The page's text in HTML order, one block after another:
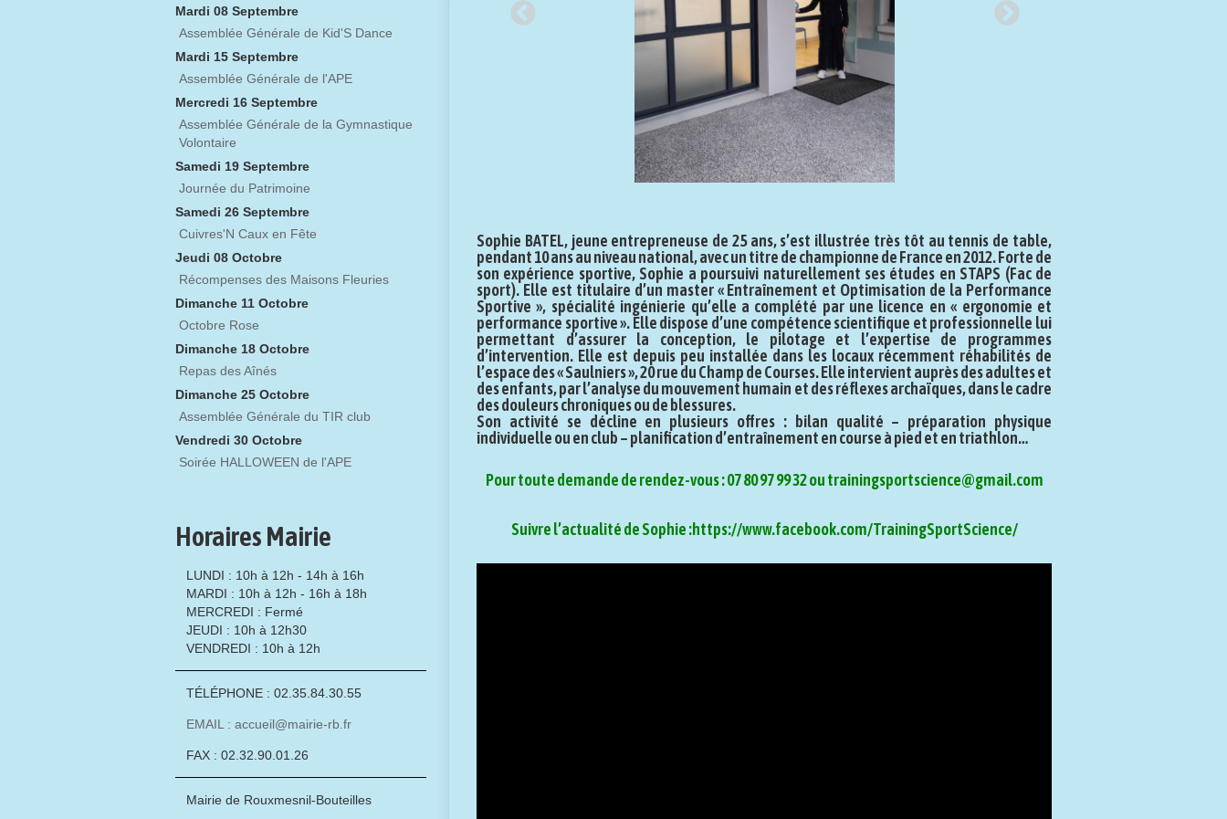
Sophie BATEL, jeune entrepreneuse de 25 ans, s’est illustrée très tôt au tennis de table,
pendant 10 ans au niveau national, avec un titre de championne de France en 2012. Forte de
son expérience sportive, Sophie a poursuivi naturellement ses études en STAPS (Fac de
sport). Elle est titulaire d’un master « Entraînement et Optimisation de la Performance
Sportive », spécialité ingénierie qu’elle a complété par une licence en « ergonomie et
performance sportive ». Elle dispose d’une compétence scientifique et professionnelle lui
permettant d’assurer la conception, le pilotage et l’expertise de programmes
d’intervention. Elle est depuis peu installée dans les locaux récemment réhabilités de
l’espace des « Saulniers », 20 rue du Champ de Courses. Elle intervient auprès des adultes et
des enfants, par l’analyse du mouvement humain et des réflexes archaïques, dans le cadre
des douleurs chroniques ou de blessures.
Son activité se décline en plusieurs offres : bilan qualité – préparation physique
individuelle ou en club – planification d’entraînement en course à pied et en triathlon…
Pour toute demande de rendez-vous : 07 80 97 99 32 ou trainingsportscience@gmail.com
Suivre l’actualité de Sophie :https://www.facebook.com/TrainingSportScience/
Mardi 08 Septembre
Assemblée Générale de Kid'S Dance
Mardi 15 Septembre
Assemblée Générale de l'APE
Mercredi 16 Septembre
Assemblée Générale de la Gymnastique
Volontaire
Samedi 19 Septembre
Journée du Patrimoine
Samedi 26 Septembre
Cuivres'N Caux en Fête
Jeudi 08 Octobre
Récompenses des Maisons Fleuries
Dimanche 11 Octobre
Octobre Rose
Dimanche 18 Octobre
Repas des Aînés
Dimanche 25 Octobre
Assemblée Générale du TIR club
Vendredi 30 Octobre
Soirée HALLOWEEN de l'APE
Horaires Mairie
LUNDI : 10h à 12h - 14h à 16h
MARDI : 10h à 12h - 16h à 18h
MERCREDI : Fermé
JEUDI : 10h à 12h30
VENDREDI : 10h à 12h
TÉLÉPHONE : 02.35.84.30.55
EMAIL : accueil@mairie-rb.fr
FAX : 02.32.90.01.26
Mairie de Rouxmesnil-Bouteilles